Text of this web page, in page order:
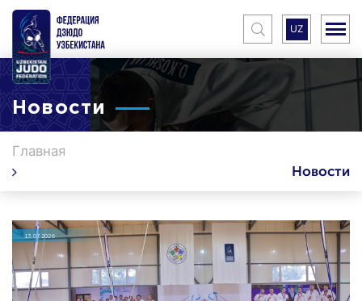
UZ
Новости
Главная
Новости
13.07.2026